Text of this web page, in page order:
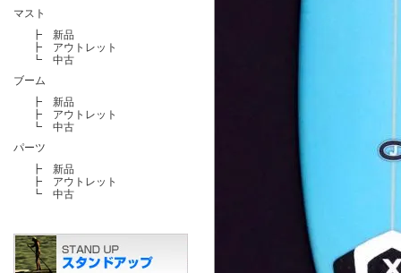
マスト
┣ 新品
┣ アウトレット
┗ 中古
ブーム
┣ 新品
┣ アウトレット
┗ 中古
パーツ
┣ 新品
┣ アウトレット
┗ 中古